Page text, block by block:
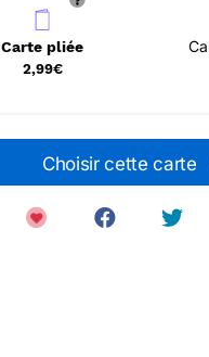
Carte pliée
2,99€
Choisir cette carte